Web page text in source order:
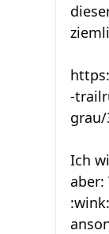
-
grau/
Ich
aber:
:wink: